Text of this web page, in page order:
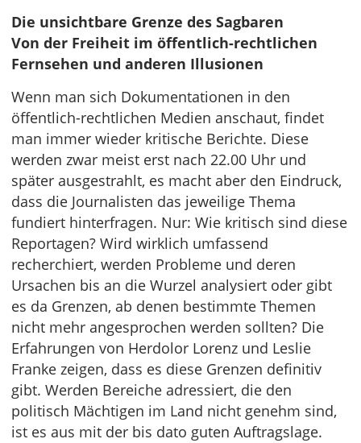
Die unsichtbare Grenze des Sagbaren
Von der Freiheit im öffentlich-rechtlichen
Fernsehen und anderen Illusionen
Wenn man sich Dokumentationen in den
öffentlich-rechtlichen Medien anschaut, findet
man immer wieder kritische Berichte. Diese
werden zwar meist erst nach 22.00 Uhr und
später ausgestrahlt, es macht aber den Eindruck,
dass die Journalisten das jeweilige Thema
fundiert hinterfragen. Nur: Wie kritisch sind diese
Reportagen? Wird wirklich umfassend
recherchiert, werden Probleme und deren
Ursachen bis an die Wurzel analysiert oder gibt
es da Grenzen, ab denen bestimmte Themen
nicht mehr angesprochen werden sollten? Die
Erfahrungen von Herdolor Lorenz und Leslie
Franke zeigen, dass es diese Grenzen definitiv
gibt. Werden Bereiche adressiert, die den
politisch Mächtigen im Land nicht genehm sind,
ist es aus mit der bis dato guten Auftragslage.